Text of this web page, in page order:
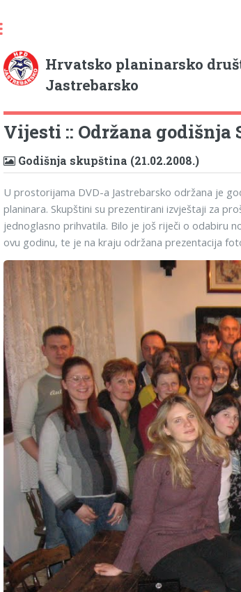
Hrvatsko planinarsko
Jastrebarsko
Vijesti :: Održana godišnja
Godišnja skupština (21.02.2008.)
U prostorijama DVD-a Jastrebarsko održana je
planinara. Skupštini su prezentirani izvještaji za
jednoglasno prihvatila. Bilo je još riječi o odabiru
ovu godinu, te je na kraju održana prezentacija